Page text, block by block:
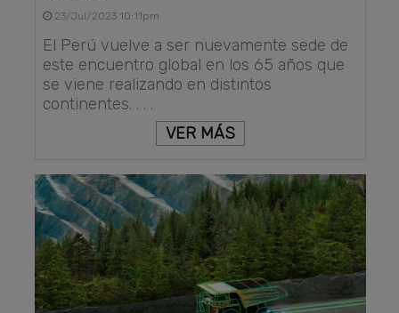
23/Jul/2023 10:11pm
El Perú vuelve a ser nuevamente sede de
este encuentro global en los 65 años que
se viene realizando en distintos
continentes. . . .
VER MÁS